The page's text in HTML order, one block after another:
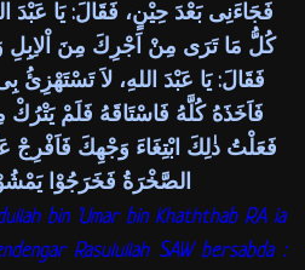
فَجَاءَنِى بَعْدَ حِيْنٍ، فَقَالَ: يَا عَبْدَ
كُلُّ مَا تَرَى مِنْ اَجْرِكَ مِنَ اْلاِبِلِ وَ
فَقَالَ: يَا عَبْدَ اللهِ، لاَ
فَاَخَذَهُ كُلَّهُ فَاسْتَاقَهُ فَلَمْ يَتْرُكْ
فَعَلْتُ ذٰلِكَ ابْتِغَاءَ وَجْهِكَ فَاَفْرِجْ
الصَّخْرَةُ فَخَرَجُوْا
bin 'Umar bin Khaththab RA ia
Rasulullah SAW bersabda :